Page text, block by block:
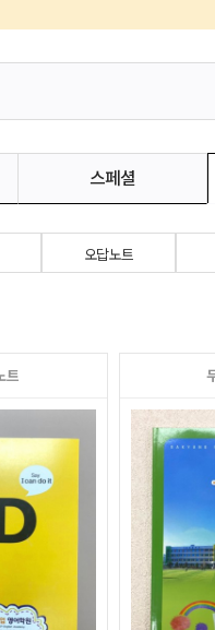
스페셜
오답노트
트